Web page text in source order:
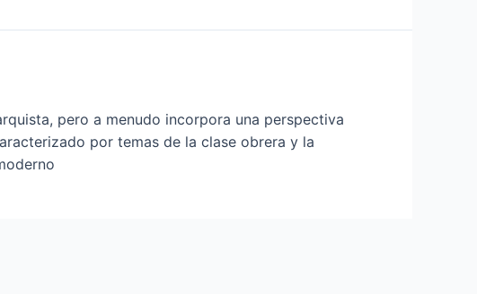
pero a menudo incorpora una perspectiva
por temas de la clase obrera y la